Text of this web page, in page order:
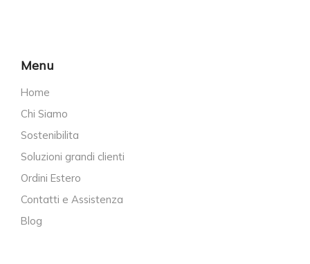
Menu
Home
Chi Siamo
Sostenibilita
Soluzioni grandi clienti
Ordini Estero
Contatti e Assistenza
Blog